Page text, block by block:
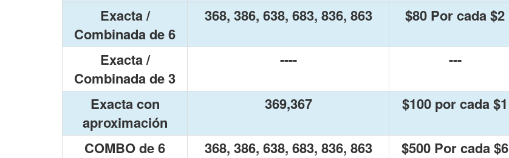
Exacta /
Combinada de 6
368, 386, 638, 683, 836, 863 $80 Por cada $2
Exacta /
Combinada de 3
---- ---
Exacta con
aproximación
369,367 $100 por cada $1
COMBO de 6 368, 386, 638, 683, 836, 863
$500 Por cada $6